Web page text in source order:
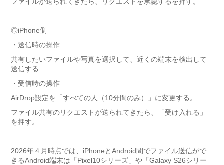
◎iPhone側
・送信時の操作
共有したいファイルや写真を選択して、近くの端末を検出して
送信する
・受信時の操作
AirDrop設定を「すべての人（10分間のみ）」に変更する。
ファイル共有のリクエストが送られてきたら、「受け入れる」
を押す。
2026年４月時点では、iPhoneとAndroid間でファイル送信がで
きるAndroid端末は「Pixel10シリーズ」や「Galaxy S26シリー